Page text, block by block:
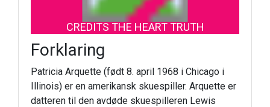
CREDITS THE HEART TRUTH
Forklaring
Patricia Arquette (født 8. april 1968 i Chicago i
Illinois) er en amerikansk skuespiller. Arquette er
datteren til den avdøde skuespilleren Lewis